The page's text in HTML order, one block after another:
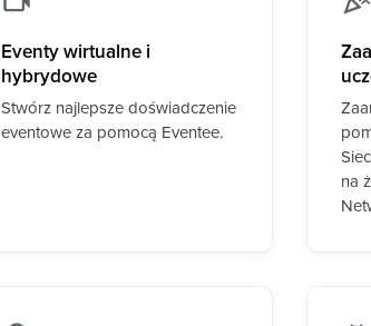
Eventy wirtualne i
hybrydowe
Stwórz najlepsze doświadczenie
eventowe za pomocą Eventee.
na